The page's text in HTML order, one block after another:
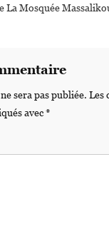
La Mosquée
sera pas publiée. Les
avec*